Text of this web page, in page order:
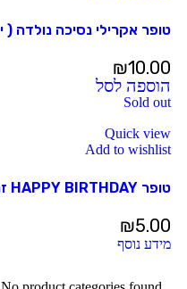
טופר אקרילי נסיכה נולדה (
₪10.00
הוספה לסל
Sold out
Quick view
Add to wishlist
טופר HAPPY BIRTHDAY זר זהב
₪5.00
מידע נוסף